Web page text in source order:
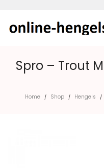
Spro – Trout
Home / Shop / Hengels /